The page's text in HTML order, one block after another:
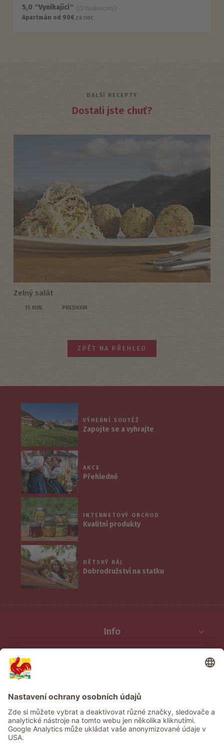
5,0 "Vynikající" (22 hodnocení)
Apartmán od 90€ za noc
DALŠÍ RECEPTY
Dostali jste chuť?
Zelný salát
15 MIN. PREDKRM
ZPĚT NA PŘEHLED
VÝHERNÍ SOUTĚŽ
Zapojte se a vyhrajte
AKCE
Přehledně
INTERNETOVÝ OBCHOD
Kvalitní produkty
DĚTSKÝ RÁJ
Dobrodružství na statku
Info
Newsletter